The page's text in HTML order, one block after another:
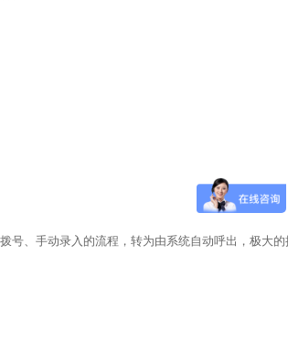
、手动录入的流程，转为由系统自动呼出，极大